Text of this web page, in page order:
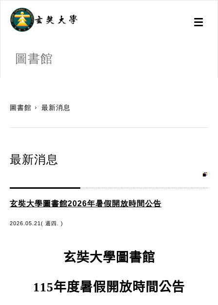
Toggle
圖書館
圖書館 最新消息
最新消息
玄奘大學圖書館2026年暑假開放時間公告
2026.05.21( 週四. )
玄奘大學圖書館
115年度暑假開放時間公告